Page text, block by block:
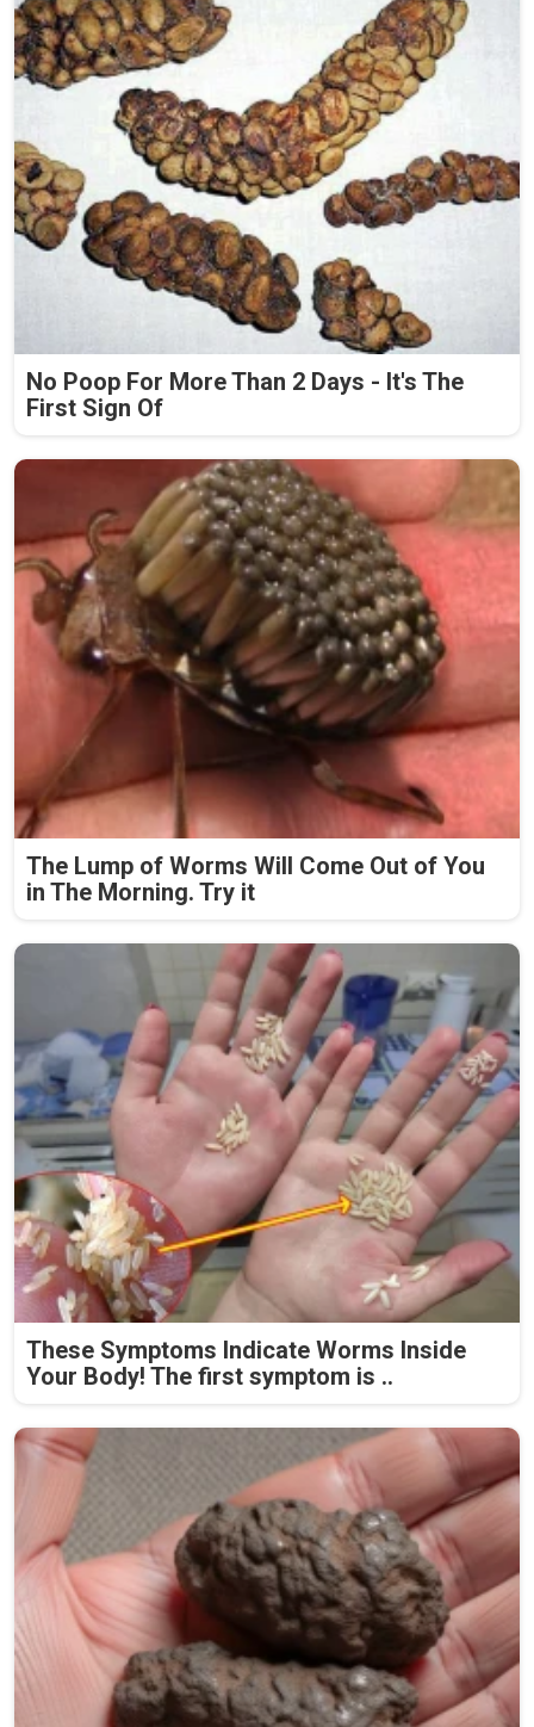
No Poop For More Than 2 Days - It's The
First Sign Of
The Lump of Worms Will Come Out of You
in The Morning. Try it
These Symptoms Indicate Worms Inside
Your Body! The first symptom is ..